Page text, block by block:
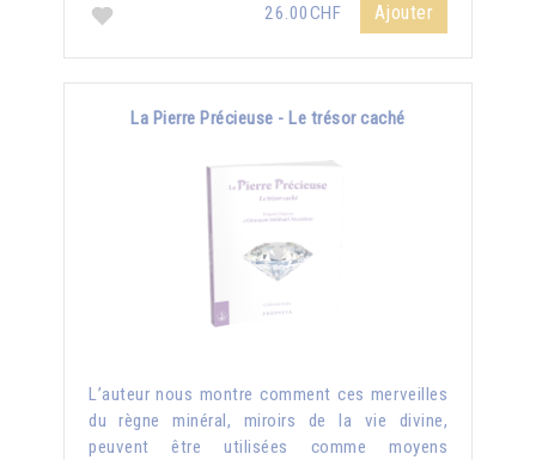
26.00CHF Ajouter
La Pierre Précieuse - Le trésor caché
L’auteur nous montre comment ces merveilles
du règne minéral, miroirs de la vie divine,
peuvent être utilisées comme moyens